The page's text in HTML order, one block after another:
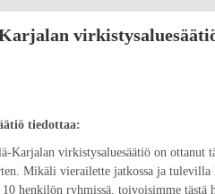
tiedottaa:
Karjalan virkistysaluesäätiö on ottanut
Mikäli vierailette jatkossa ja
henkilön ryhmissä, toivoisimme tästä